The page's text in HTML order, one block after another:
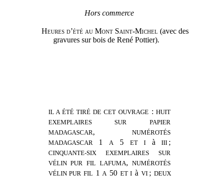
Hors commerce
Heures d’été au Mont Saint-Michel (avec des
gravures sur bois de René Pottier).
IL A ÉTÉ TIRÉ DE CET OUVRAGE:HUIT
EXEMPLAIRES SUR PAPIER
MADAGASCAR,NUMÉROTÉS
MADAGASCAR
1 A 5 ET IàIII ;
CINQUANTE-SIX EXEMPLAIRES SUR
VÉLIN PUR FIL LAFUMA,NUMÉROTÉS
VÉLIN PUR FIL1 A 50 ET I à VI; DEUX